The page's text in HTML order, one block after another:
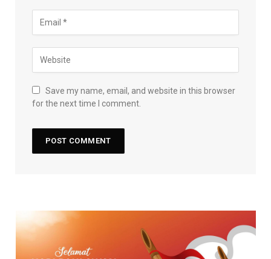
Save my name, email, and website in this browser
for the next time I comment.